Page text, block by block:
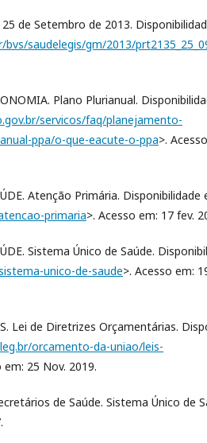
25 de Setembro de 2013.
saudelegis/gm/2013/
Plano Plurianual.
servicos/faq/planejamento-
ppa/o-que-eacute-o-ppa>.
Atenção Primária. Disponibilidade
primaria>. Acesso em: 17 fev.
Sistema Único de Saúde.
unico-de-saude>. Acesso em:
Lei de Diretrizes Orçamentárias.
orcamento-da-uniao/leis-
em: 25 Nov. 2019.
de Saúde. Sistema Único de